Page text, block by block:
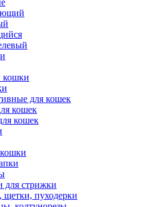
кошки
для кошек
кошек
кошек
стрижки
щетки, пуходерки